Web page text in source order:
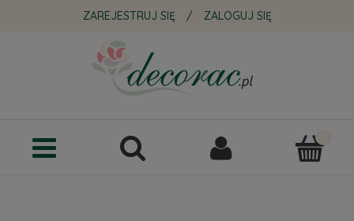
ZAREJESTRUJ SIĘ / ZALOGUJ SIĘ